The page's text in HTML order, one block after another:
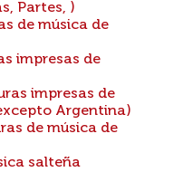
Partes, )
de música de
impresas de
impresas de
Argentina)
de música de
salteña